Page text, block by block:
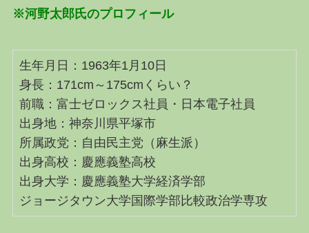
※河野太郎氏のプロフィール
生年月日：1963年1月10日
身長：171cm～175cmくらい？
前職：富士ゼロックス社員・日本電子社員
出身地：神奈川県平塚市
所属政党：自由民主党（麻生派）
出身高校：慶應義塾高校
出身大学：慶應義塾大学経済学部
ジョージタウン大学国際学部比較政治学専攻